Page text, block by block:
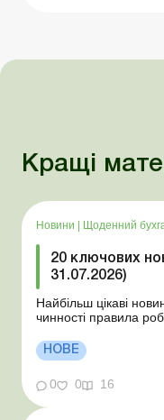
Кращі
Новини Щоденний
20 ключових
31.07.2026)
Найбільш цікаві
чинності правила
стан Для сільгосппідприємств і ФОП запроваджено нові
одноразові статистичні форми З 2
порядок
НОВЕ
0 0 16